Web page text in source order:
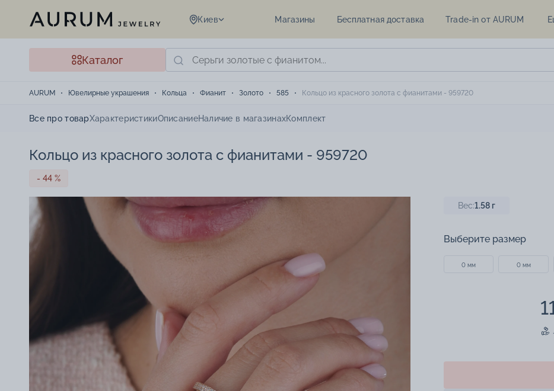
Киев Магазины Бесплатная доставка Trade-in от AURUM
Каталог
AURUM Ювелирные украшения Кольца Фианит Золото 585 Кольцо из красного золота с фианитами - 959720
Все про товарХарактеристикиОписаниеНаличие в магазинахКомплект
Кольцо из красного золота с фианитами - 959720
- 44 %
Вес:1.58 г
Выберите размер
0 мм 0 мм